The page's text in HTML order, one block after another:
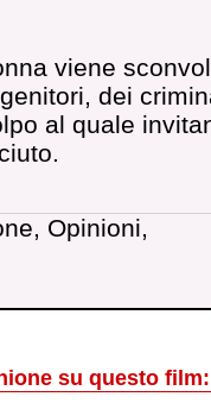
viene
dei
al quale
Opinioni,
su questo